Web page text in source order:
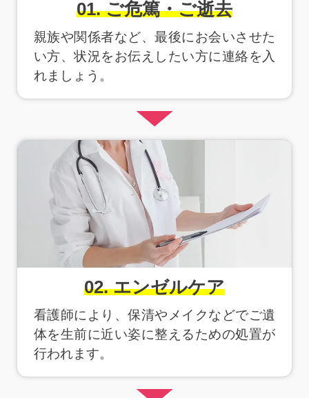
01. ご危篤・ご逝去
親族や関係者など、最後にお会いさせた
い方、状況をお伝えしたい方に連絡を入
れましょう。
02. エンゼルケア
看護師により、保清やメイクなどでご遺
体を生前に近い姿に整えるための処置が
行われます。